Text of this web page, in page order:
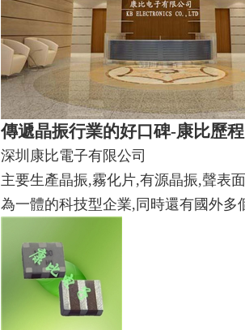
傳遞晶振行業的好口碑-康比歷程
深圳康比電子有限公司
主要生產晶振,霧化片,有源晶振,聲表
為一體的科技型企業,同時還有國外多